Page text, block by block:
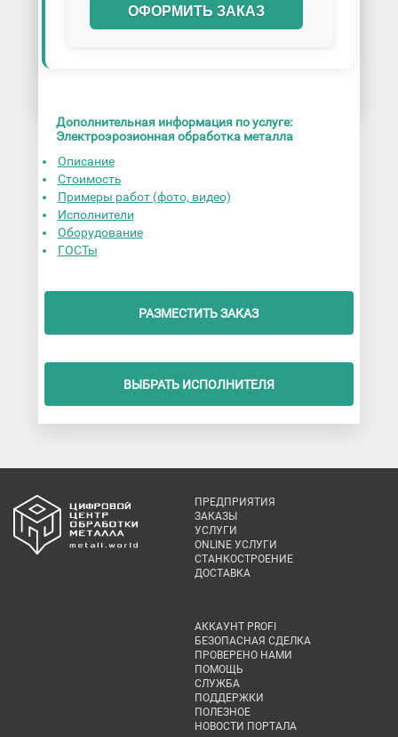
ОФОРМИТЬ ЗАКАЗ
Дополнительная информация по услуге:
Электроэрозионная обработка металла
Описание
Стоимость
Примеры работ (фото, видео)
Исполнители
Оборудование
ГОСТы
РАЗМЕСТИТЬ ЗАКАЗ
ВЫБРАТЬ ИСПОЛНИТЕЛЯ
ПРЕДПРИЯТИЯ
ЗАКАЗЫ
УСЛУГИ
ONLINE УСЛУГИ
СТАНКОСТРОЕНИЕ
ДОСТАВКА
АККАУНТ PROFI
БЕЗОПАСНАЯ СДЕЛКА
ПРОВЕРЕНО НАМИ
ПОМОЩЬ
СЛУЖБА
ПОДДЕРЖКИ
ПОЛЕЗНОЕ
НОВОСТИ ПОРТАЛА